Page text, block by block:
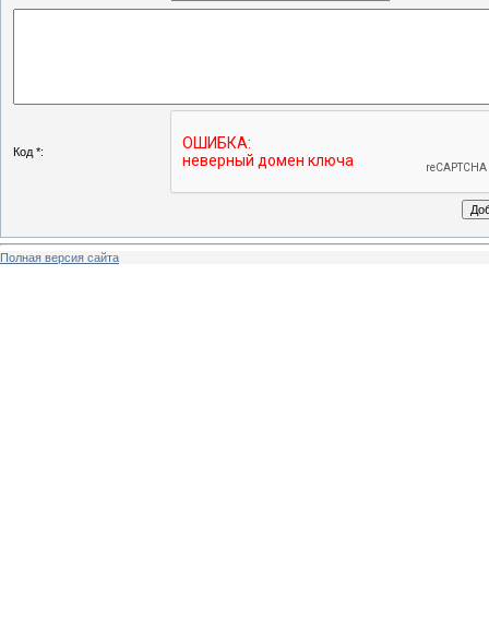
Код *:
Полная версия сайта